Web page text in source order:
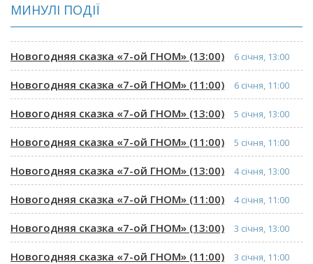
МИНУЛІ ПОДІЇ
Новогодняя сказка «7-ой ГНОМ» (13:00) 6 січня, 13:00
Новогодняя сказка «7-ой ГНОМ» (11:00) 6 січня, 11:00
Новогодняя сказка «7-ой ГНОМ» (13:00) 5 січня, 13:00
Новогодняя сказка «7-ой ГНОМ» (11:00) 5 січня, 11:00
Новогодняя сказка «7-ой ГНОМ» (13:00) 4 січня, 13:00
Новогодняя сказка «7-ой ГНОМ» (11:00) 4 січня, 11:00
Новогодняя сказка «7-ой ГНОМ» (13:00) 3 січня, 13:00
Новогодняя сказка «7-ой ГНОМ» (11:00) 3 січня, 11:00